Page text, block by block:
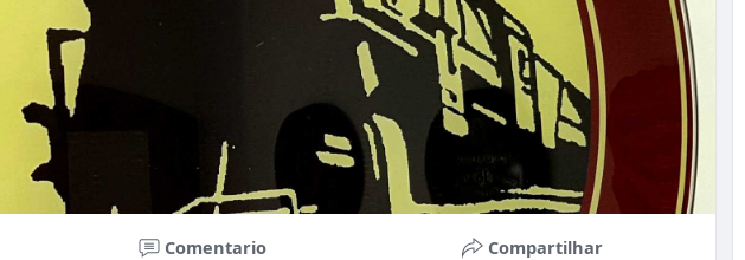
Comentario Compartilhar